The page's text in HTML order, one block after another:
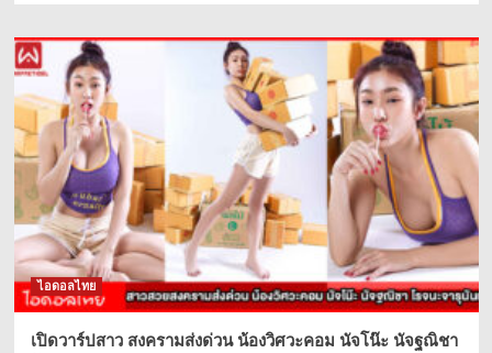
ไอดอลไทย
เปิดวาร์ปสาว สงครามส่งด่วน น้องวิศวะคอม นัจโน๊ะ นัจฐณิชา